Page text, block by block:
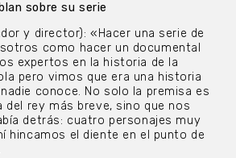
sobre su serie
y director): «Hacer una serie de
como hacer un documental
expertos en la historia de la
pero vimos que era una historia
conoce. No solo la premisa es
del rey más breve, sino que nos
detrás: cuatro personajes muy
hincamos el diente en el punto de